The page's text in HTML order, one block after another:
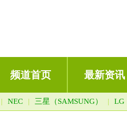
频道首页 最新资讯
| NEC | 三星（SAMSUNG） | LG